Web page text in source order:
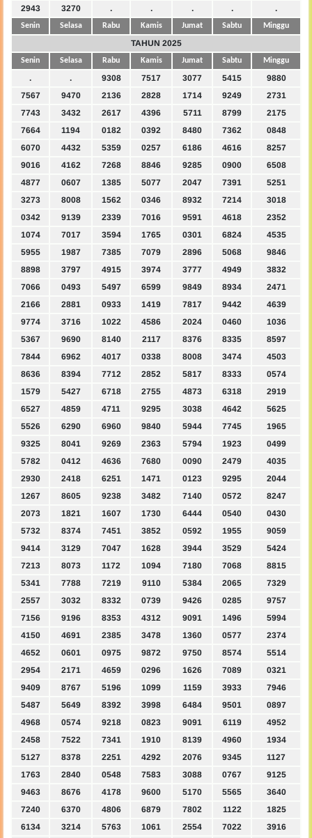
2943
3270 . . . . .
Senin Selasa Rabu Kamis Jumat Sabtu Minggu
TAHUN 2025
Senin Selasa Rabu Kamis Jumat Sabtu Minggu
. . 9308 7517 3077 5415
9880
7567
9470 2136 2828 1714 9249
2731
7743
3432 2617 4396 5711 8799
2175
7664
1194 0182 0392 8480 7362
0848
6070
4432 5359 0257 6186 4616
8257
9016
4162 7268 8846 9285 0900
6508
4877
0607 1385 5077 2047 7391
5251
3273
8008 1562 0346 8932 7214
3018
0342
9139 2339 7016 9591 4618
2352
1074
7017 3594 1765 0301 6824
4535
5955
1987 7385 7079 2896 5068
9846
8898
3797 4915 3974 3777 4949
3832
7066
0493 5497 6599 9849 8934
2471
2166
2881 0933 1419 7817 9442
4639
9774
3716 1022 4586 2024 0460
1036
5367
9690 8140 2117 8376 8335
8597
7844
6962 4017 0338 8008 3474
4503
8636
8394 7712 2852 5817 8333
0574
1579
5427 6718 2755 4873 6318
2919
6527
4859 4711 9295 3038 4642
5625
5526
6290 6960 9840 5944 7745
1965
9325
8041 9269 2363 5794 1923
0499
5782
0412 4636 7680 0090 2479
4035
2930
2418 6251 1471 0123 9295
2044
1267
8605 9238 3482 7140 0572
8247
2073
1821 1607 1730 6444 0540
0430
5732
8374 7451 3852 0592 1955
9059
9414
3129 7047 1628 3944 3529
5424
7213
8073 1172 1094 7180 7068
8815
5341
7788 7219 9110 5384 2065
7329
2557
3032 8332 0739 9426 0285
9757
7156
9196 8353 4312 9091 1496
5994
4150
4691 2385 3478 1360 0577
2374
4652
0601 0975 9872 9750 8574
5514
2954
2171 4659 0296 1626 7089
0321
9409
8767 5196 1099 1159 3933
7946
5487
5649 8392 3998 6484 9501
0897
4968
0574 9218 0823 9091 6119
4952
2458
7522 7341 1910 8139 4960
1934
5127
8378 2251 4292 2076 9345
1127
1763
2840 0548 7583 3088 0767
9125
9463
8676 4178 9600 5170 5565
3640
7240
6370 4806 6879 7802 1122
1825
6134
3214 5763 1061 2554 7022
3916